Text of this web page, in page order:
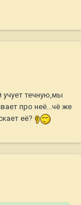
учует течную,мы
про неё...чё же
её?